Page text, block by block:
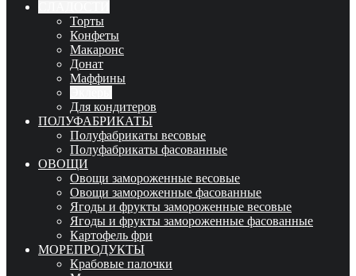
Торты
Конфеты
Макаронс
Донат
Маффины
Для кондитеров
ПОЛУФАБРИКАТЫ
Полуфабрикаты весовые
Полуфабрикаты фасованные
ОВОЩИ
Овощи замороженные весовые
Овощи замороженные фасованные
Ягоды и фрукты замороженные весовые
Ягоды и фрукты замороженные фасованные
Картофель фри
МОРЕПРОДУКТЫ
Крабовые палочки